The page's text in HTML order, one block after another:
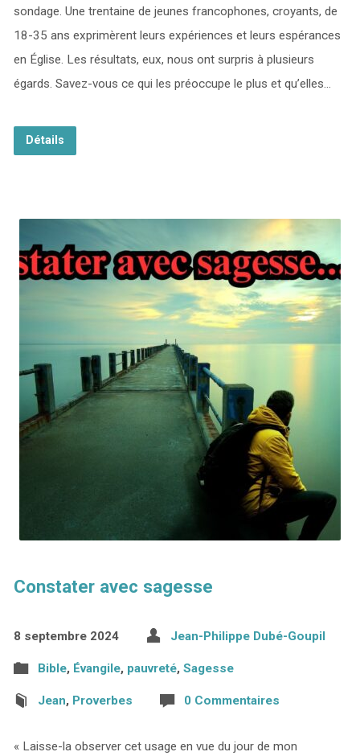
sondage. Une trentaine de jeunes francophones, croyants, de
18-35 ans exprimèrent leurs expériences et leurs espérances
en Église. Les résultats, eux, nous ont surpris à plusieurs
égards. Savez-vous ce qui les préoccupe le plus et qu’elles…
Détails
Constater avec sagesse
8 septembre 2024 Jean-Philippe Dubé-Goupil
Bible, Évangile, pauvreté, Sagesse
Jean, Proverbes 0 Commentaires
« Laisse-la observer cet usage en vue du jour de mon